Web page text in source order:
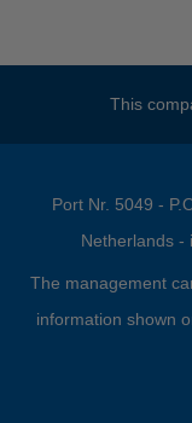
This
Port Nr. 5049 -
Netherlands -
The management
information shown